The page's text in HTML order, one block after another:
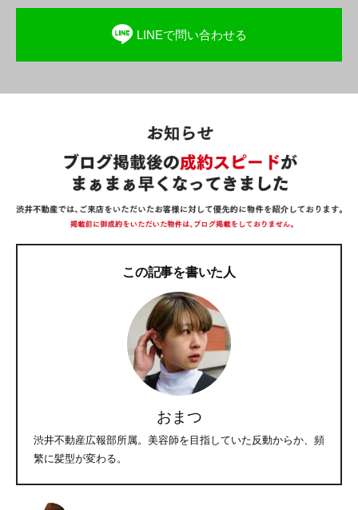
LINEで問い合わせる
この記事を書いた人
おまつ
渋井不動産広報部所属。美容師を目指していた反動からか、頻
繁に髪型が変わる。